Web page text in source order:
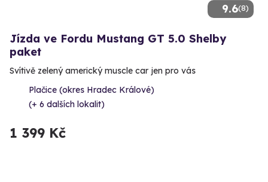
9.6(8)
Jízda ve Fordu Mustang GT 5.0 Shelby
paket
Svítivě zelený americký muscle car jen pro vás
Plačice (okres Hradec Králové)
(+ 6 dalších lokalit)
1 399 Kč